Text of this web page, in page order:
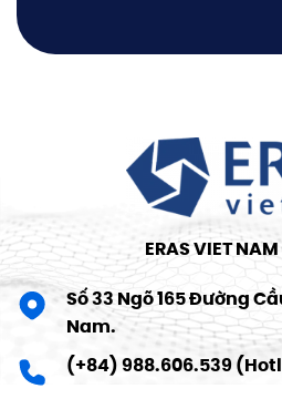
ERAS VIET
Số 33 Ngõ 165 Đường
Nam.
(+84) 988.606.539